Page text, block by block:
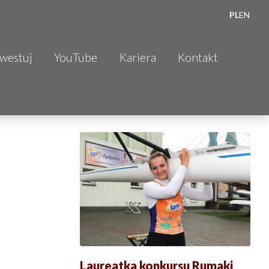
YouTube Kariera Kontakt
PLEN
Laureatka konkursu Rumaki